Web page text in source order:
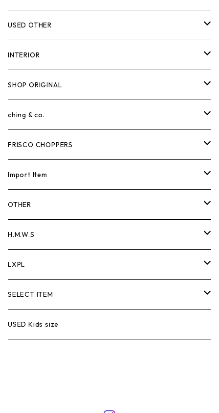
L/S T-shirt
S/S Shirt
L/S shirt
tank top
Polo shirt
Uniform
Vest
Sweat
Parker
Outer
Fleece
Denim
Trousers
Work pants
Painter
Cargo pants
Slacks
Half pants
Over all
Easy pants
USED OTHER
Cap
INTERIOR
Rug mat
Tapestry
SHOP ORIGINAL
T-shirt
L/S T-shirt
Helmet
Bag
Tank Top
ching & co.
sox
FRISCO CHOPPERS
Cap
T-shirt
Hoodie
L/S T-shirt
Import Item
L/S T
Pants
Vest
Jacket
OTHER
keyholder
wallet chain
cap
Biker Bell
H.M.W.S
Wallet Chain
Bracelet
LXPL
Trucker Cap
SELECT ITEM
L/S T
USED Kids size